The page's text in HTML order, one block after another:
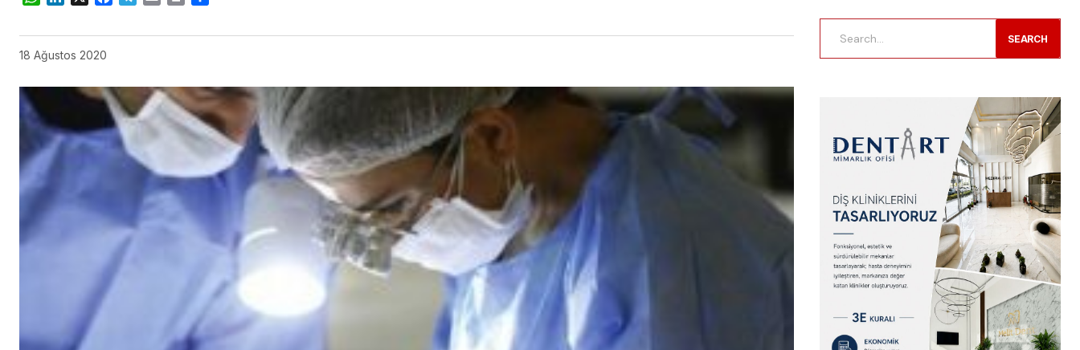
18 Ağustos 2020
SEARCH